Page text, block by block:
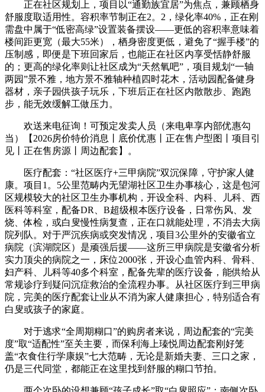
正在社区规划上，项目以“通勤族宜居”为焦点，兼顾栖身
舒服度取适用性。容积率节制正在2。2，绿化率40%，正在刚
需盘中属于“低密高绿”设置装备摆设——更低的容积率意味着
楼间距更宽（最大55米），栖身密度更低，避免了“握手楼”的
压制感，即便是下班回家后，也能正在社区内享受恬静舒服
的；更高的绿化率则让社区成为“天然氧吧”，项目规划“一轴
两园”景不雅，地方景不雅轴种植四时花木，活动园配备健身
器材，亲子园供孩子玩乐，下班后正在社区内散散步、跑跑
步，能无效缓解工做压力。
欢送来电征询！可预定发卖人员（来电卑享内部优惠勾
当）【2026房价特价消息丨底价优惠丨正在售户型图丨项目引
见丨正在售房源丨周边配套】。
医疗配套：“社区医疗+三甲病院”双沉保障，守护家人健
康。项目1。5公里范畴内无望湖社区卫生办事核心，这是包河
区规模较大的社区卫生办事机构，开设全科、内科、儿科、西
医科等科室，配备DR、B超级根本医疗设备，日常伤风、发
烧、体检，或白叟慢性病复查，正在口就能处理，不消去大病
院列队。对于严沉疾病或突发情况，项目3公里外的安徽省立
病院（滨湖院区）是顽强后援——这所三甲病院是安徽省分析
实力顶尖的病院之一，床位2000张，开设心血管内科、骨科、
妇产科、儿科等40多个科室，配备先辈的医疗设备，能供给从
常规诊疗到疑问沉症救治的全流程办事。从社区医疗到三甲病
院，完美的医疗配套让业从不消为家人健康担心，特别适合有
白叟或孩子的家庭。
对于逃求“全周期糊口”的购房者来说，周边配套的“完美
度”取“适配性”至关主要，而保利海上瑧悦周边配套刚好笼
盖“衣食住行学康娱”七大范畴，无论是新婚夫妻、三口之家，
仍是三代同堂，都能正在这里找到舒服的糊口节拍。